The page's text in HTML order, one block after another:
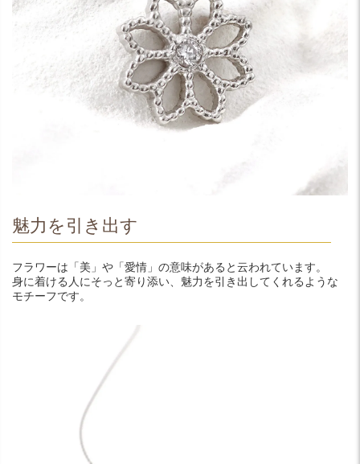
魅力を引き出す
フラワーは「美」や「愛情」の意味があると云われています。
身に着ける人にそっと寄り添い、魅力を引き出してくれるような
モチーフです。